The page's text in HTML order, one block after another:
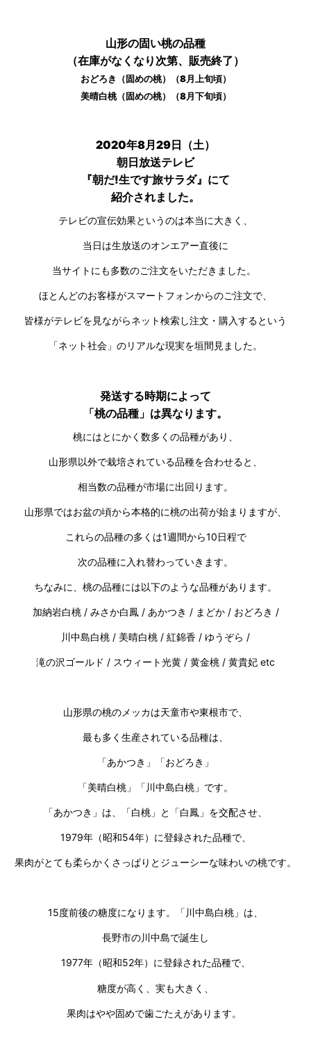
山形の固い桃の品種
（在庫がなくなり次第、販売終了）
おどろき（固めの桃）（8月上旬頃）
美晴白桃（固めの桃）（8月下旬頃）
2020年8月29日（土）
朝日放送テレビ
『朝だ!生です旅サラダ』にて
紹介されました。
テレビの宣伝効果というのは本当に大きく、
当日は生放送のオンエアー直後に
当サイトにも多数のご注文をいただきました。
ほとんどのお客様がスマートフォンからのご注文で、
皆様がテレビを見ながらネット検索し注文・購入するという
「ネット社会」のリアルな現実を垣間見ました。
発送する時期によって
「桃の品種」は異なります。
桃にはとにかく数多くの品種があり、
山形県以外で栽培されている品種を合わせると、
相当数の品種が市場に出回ります。
山形県ではお盆の頃から本格的に桃の出荷が始まりますが、
これらの品種の多くは1週間から10日程で
次の品種に入れ替わっていきます。
ちなみに、桃の品種には以下のような品種があります。
加納岩白桃 / みさか白鳳 / あかつき / まどか / おどろき /
川中島白桃 / 美晴白桃 / 紅錦香 / ゆうぞら /
滝の沢ゴールド / スウィート光黄 / 黄金桃 / 黄貴妃 etc
山形県の桃のメッカは天童市や東根市で、
最も多く生産されている品種は、
「あかつき」「おどろき」
「美晴白桃」「川中島白桃」です。
「あかつき」は、「白桃」と「白鳳」を交配させ、
1979年（昭和54年）に登録された品種で、
果肉がとても柔らかくさっぱりとジューシーな味わいの桃です。
15度前後の糖度になります。「川中島白桃」は、
長野市の川中島で誕生し
1977年（昭和52年）に登録された品種で、
糖度が高く、実も大きく、
果肉はやや固めで歯ごたえがあります。